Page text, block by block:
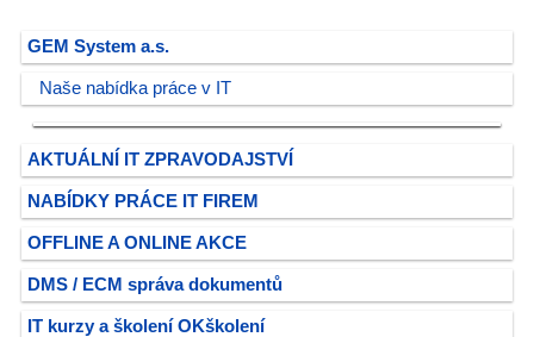
GEM System a.s.
Naše nabídka práce v IT
AKTUÁLNÍ IT ZPRAVODAJSTVÍ
NABÍDKY PRÁCE IT FIREM
OFFLINE A ONLINE AKCE
DMS / ECM správa dokumentů
IT kurzy a školení OKškolení